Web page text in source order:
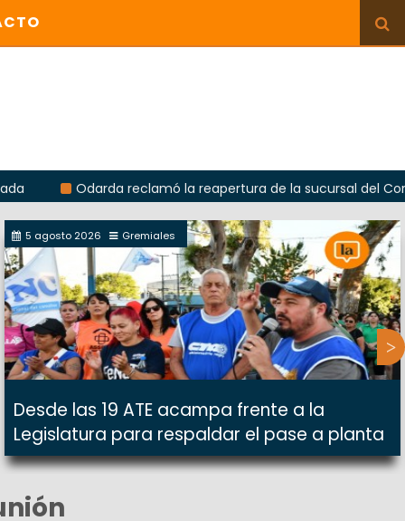
Odarda reclamó la reapertura de la sucursal del Correo
5 agosto 2026 Gremiales
Desde las 19 ATE acampa frente a la
Legislatura para respaldar el pase a planta